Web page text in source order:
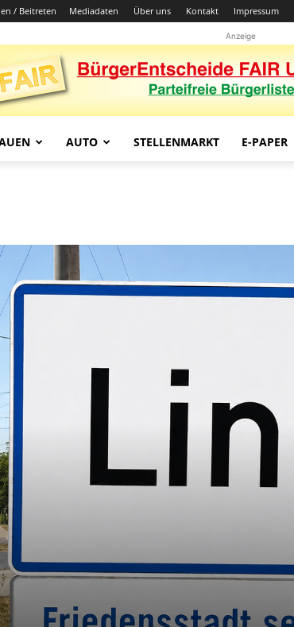
/ Beitreten Mediadaten Über uns Kontakt Impressum
Anzeige
AUTO STELLENMARKT E-PAPER